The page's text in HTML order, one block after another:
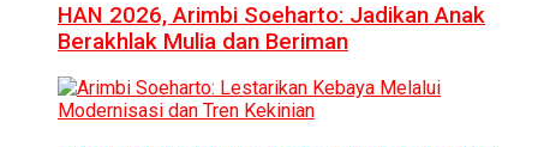
HAN 2026, Arimbi Soeharto: Jadikan Anak
Berakhlak Mulia dan Beriman